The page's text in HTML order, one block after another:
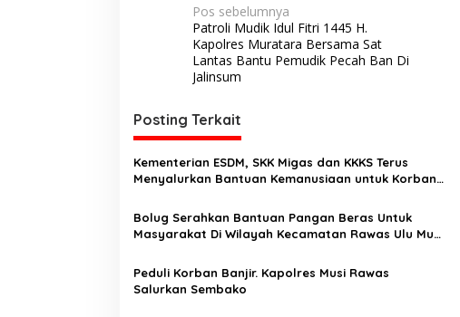
N
a
v
i
g
a
s
p
o
s
Pos sebelumnya
Patroli Mudik Idul Fitri 1445 H.
Kapolres Muratara Bersama Sat
Lantas Bantu Pemudik Pecah Ban Di
Jalinsum
Posting Terkait
Kementerian ESDM, SKK Migas dan KKKS Terus
Menyalurkan Bantuan Kemanusiaan untuk Korban
Bolug Serahkan Bantuan Pangan Beras Untuk
Masyarakat Di Wilayah Kecamatan Rawas Ulu Musi
Peduli Korban Banjir. Kapolres Musi Rawas
Salurkan Sembako